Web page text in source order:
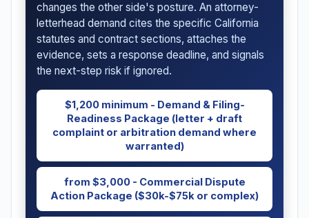
changes the other side's posture. An attorney-
letterhead demand cites the specific California
statutes and contract sections, attaches the
evidence, sets a response deadline, and signals
the next-step risk if ignored.
$1,200 minimum - Demand & Filing-
Readiness Package (letter + draft
complaint or arbitration demand where
warranted)
from $3,000 - Commercial Dispute
Action Package ($30k-$75k or complex)